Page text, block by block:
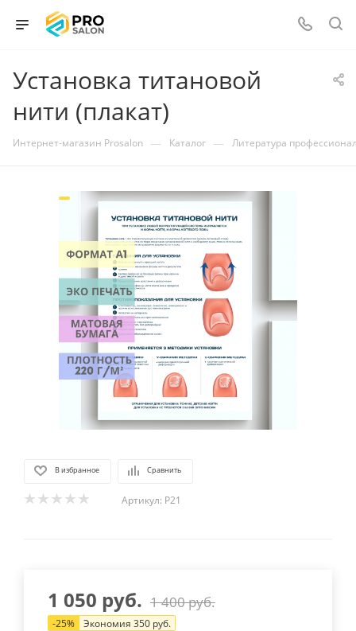
Установка титановой
нити (плакат)
Интернет-магазин Prosalon — Каталог — Литература
В избранное Сравнить
Артикул: P21
1 050 руб. 1 400руб.
-25% Экономия 350 руб.